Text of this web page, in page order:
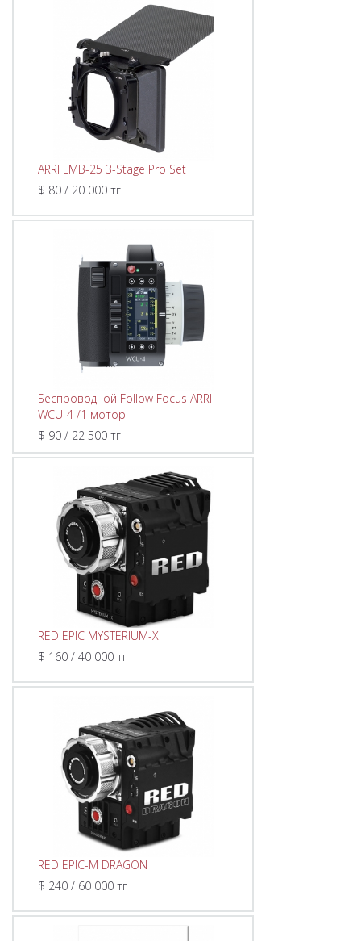
ARRI LMB-25 3-Stage Pro Set
$ 80 / 20 000 тг
Беспроводной Follow Focus ARRI
WCU-4 /1 мотор
$ 90 / 22 500 тг
RED EPIC MYSTERIUM-X
$ 160 / 40 000 тг
RED EPIC-M DRAGON
$ 240 / 60 000 тг